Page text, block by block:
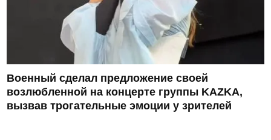
Военный сделал предложение своей
возлюбленной на концерте группы KAZKA,
вызвав трогательные эмоции у зрителей